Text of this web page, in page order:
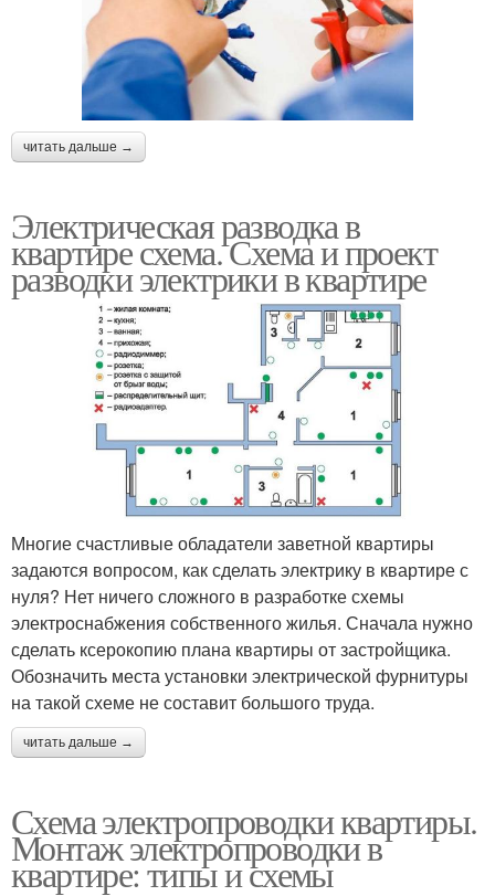
читать дальше →
Электрическая разводка в
квартире схема. Схема и проект
разводки электрики в квартире
Многие счастливые обладатели заветной квартиры
задаются вопросом, как сделать электрику в квартире с
нуля? Нет ничего сложного в разработке схемы
электроснабжения собственного жилья. Сначала нужно
сделать ксерокопию плана квартиры от застройщика.
Обозначить места установки электрической фурнитуры
на такой схеме не составит большого труда.
читать дальше →
Схема электропроводки квартиры.
Монтаж электропроводки в
квартире: типы и схемы